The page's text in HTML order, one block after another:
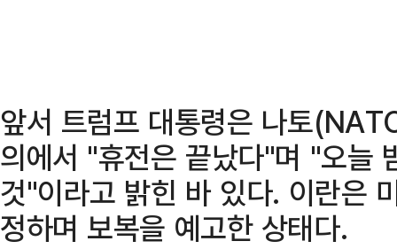
앞서 트럼프 대통령은 나토
의에서 "휴전은 끝났다"며 "오늘
것"이라고 밝힌 바 있다. 이란은
정하며 보복을 예고한 상태다.